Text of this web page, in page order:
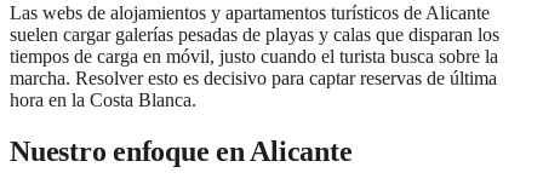
Las webs de alojamientos y apartamentos turísticos de Alicante
suelen cargar galerías pesadas de playas y calas que disparan los
tiempos de carga en móvil, justo cuando el turista busca sobre la
marcha. Resolver esto es decisivo para captar reservas de última
hora en la Costa Blanca.
Nuestro enfoque en Alicante